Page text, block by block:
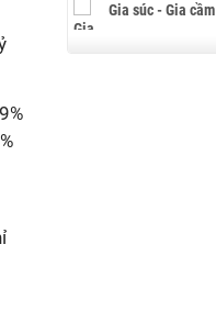
Gia súc - Gia cầm